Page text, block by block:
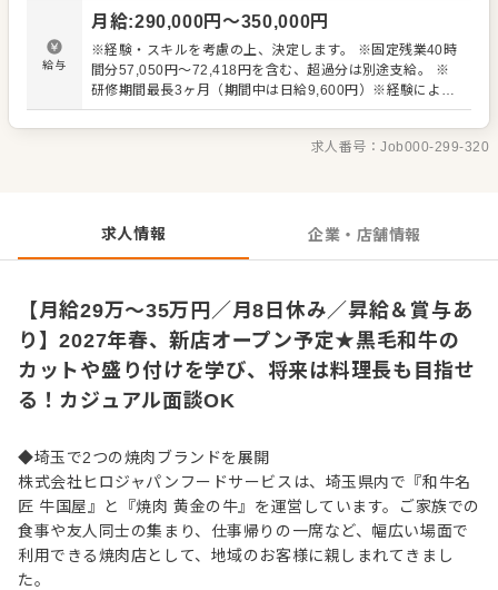
理 ・食材の保存、在庫確認 ・調理器具や厨房内の洗浄、清
掃 ・品質管理、衛生管理 ・料理長やホールスタッフとの連
携など ▼焼肉店ならではの技術が身につきます 黒毛和牛
は、部位によって肉質や味わい、適した切り方が異なりま
す。仕事を通して部位ごとの特徴を覚え、厚みや包丁の入
分からないことは先輩スタッフが丁寧にお教えします。 ▼
次のキャリアも目指せます 調理技術を磨いた後は、発注や
あります。
給与
月給:290,000円〜350,000円
※経験・スキルを考慮の上、決定します。 ※固定残業40時
間分57,050円～72,418円を含む、超過分は別途支給。 ※
研修期間最長3ヶ月（期間中は日給9,600円）※経験により
期間の短縮あり 例）お肉の加工未経験者：3ヶ月、お肉の
加工経験者：1ヶ月 ◆昇給あり（随時） ◆賞与あり（年1
回） ※評価を確実に給与へ反映します！求人番号：Job000-299-320
求人情報 企業・店舗情報
【月給29万～35万円／月8日休み／昇給＆賞与あ
り】2027年春、新店オープン予定★黒毛和牛の
カットや盛り付けを学び、将来は料理長も目指せ
る！カジュアル面談OK
◆埼玉で2つの焼肉ブランドを展開
株式会社ヒロジャパンフードサービスは、埼玉県内で『和牛名
匠 牛国屋』と『焼肉 黄金の牛』を運営しています。ご家族での
食事や友人同士の集まり、仕事帰りの一席など、幅広い場面で
利用できる焼肉店として、地域のお客様に親しまれてきまし
た。